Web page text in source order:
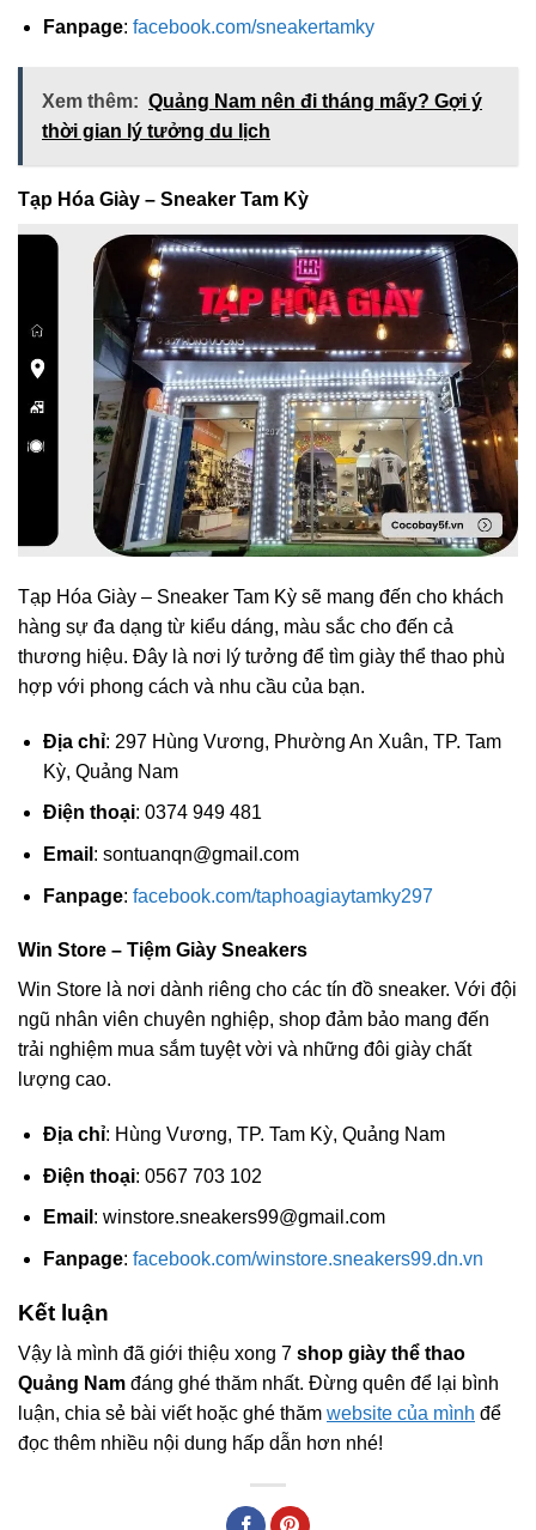
Fanpage: facebook.com/sneakertamky
Xem thêm: Quảng Nam nên đi tháng mấy? Gợi ý
thời gian lý tưởng du lịch
Tạp Hóa Giày – Sneaker Tam Kỳ
Tạp Hóa Giày – Sneaker Tam Kỳ sẽ mang đến cho khách
hàng sự đa dạng từ kiểu dáng, màu sắc cho đến cả
thương hiệu. Đây là nơi lý tưởng để tìm giày thể thao phù
hợp với phong cách và nhu cầu của bạn.
Địa chỉ: 297 Hùng Vương, Phường An Xuân, TP. Tam
Kỳ, Quảng Nam
Điện thoại: 0374 949 481
Email : sontuanqn@gmail.com
Fanpage: facebook.com/taphoagiaytamky297
Win Store – Tiệm Giày Sneakers
Win Store là nơi dành riêng cho các tín đồ sneaker. Với đội
ngũ nhân viên chuyên nghiệp, shop đảm bảo mang đến
trải nghiệm mua sắm tuyệt vời và những đôi giày chất
lượng cao.
Địa chỉ: Hùng Vương, TP. Tam Kỳ, Quảng Nam
Điện thoại: 0567 703 102
Email : winstore.sneakers99@gmail.com
Fanpage: facebook.com/winstore.sneakers99.dn.vn
Kết luận
Vậy là mình đã giới thiệu xong 7 shop giày thể thao
Quảng Nam đáng ghé thăm nhất. Đừng quên để lại bình
luận, chia sẻ bài viết hoặc ghé thăm website của mình để
đọc thêm nhiều nội dung hấp dẫn hơn nhé!